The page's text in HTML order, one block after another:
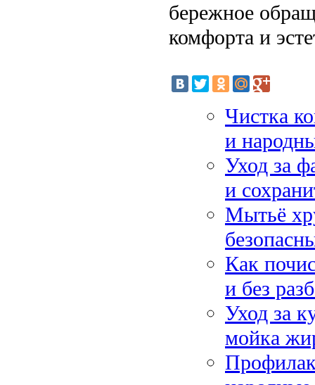
бережное
комфорта и
Чистка
и
Уход за
и
Мытьё
Как
и без
Уход за
мойка